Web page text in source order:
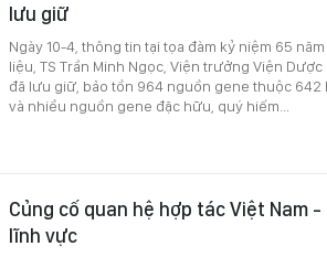
lưu giữ
Ngày 10-4, thông tin tại tọa đàm kỷ niệm 65
liệu, TS Trần Minh Ngọc, Viện trưởng Viện
đã lưu giữ, bảo tồn 964 nguồn gene thuộc 642
và nhiều nguồn gene đặc hữu, quý hiếm...
Củng cố quan hệ hợp tác Việt Nam
lĩnh vực